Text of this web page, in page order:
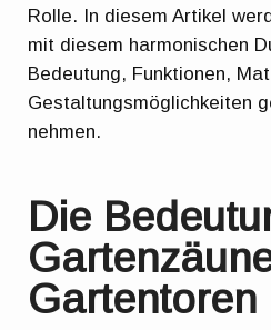
Rolle. In diesem Artikel
mit diesem harmonischen
Bedeutung, Funktionen,
Gestaltungsmöglichkeiten
nehmen.
Die
Gartentoren